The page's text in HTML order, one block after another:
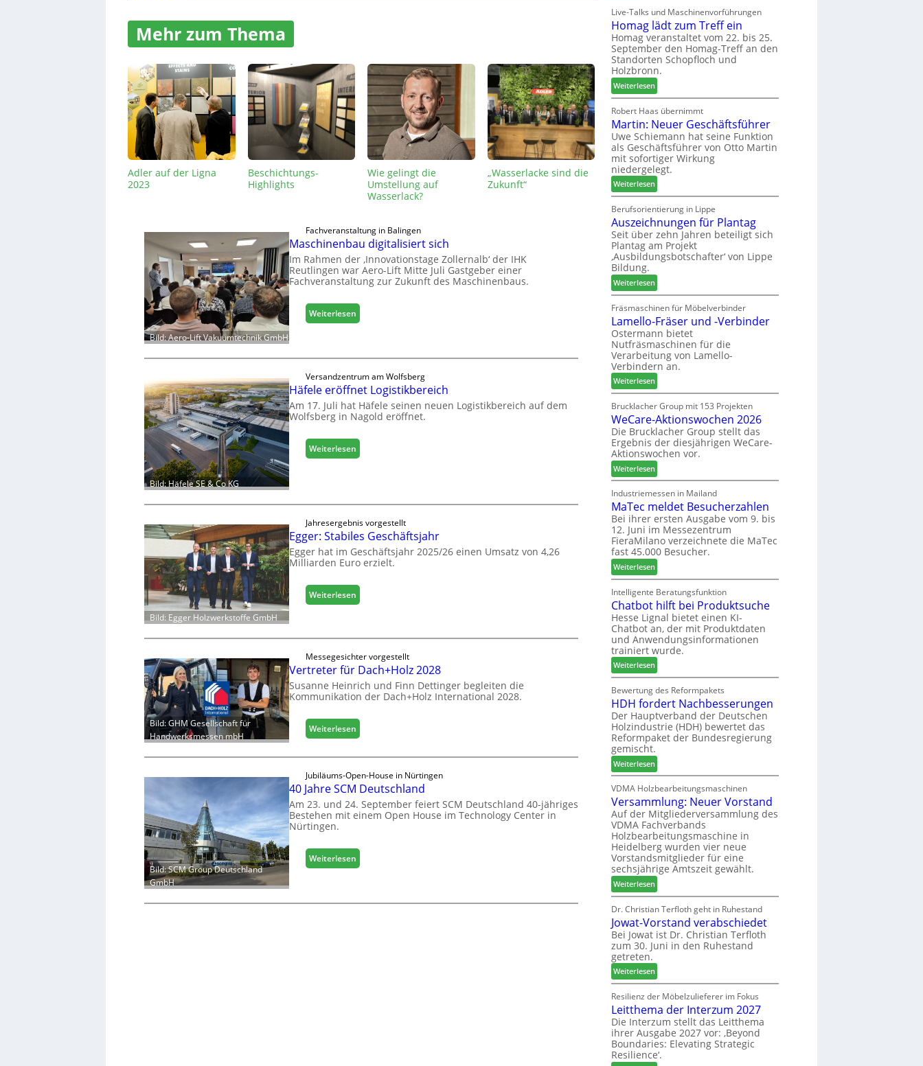
Mehr zum Thema
Adler auf der Ligna
2023
Beschichtungs-
Highlights
Wie gelingt die
Umstellung auf
Wasserlack?
„Wasserlacke sind die
Zukunft“
Bild: Aero-Lift Vakuumtechnik GmbH
Fachveranstaltung in Balingen
Maschinenbau digitalisiert sich
Im Rahmen der ‚Innovationstage Zollernalb‘ der IHK
Reutlingen war Aero-Lift Mitte Juli Gastgeber einer
Fachveranstaltung zur Zukunft des Maschinenbaus.
Weiterlesen:
M
h
i
n
e
b
a
g
i
t
a
l
s
i
t
c
h
Bild: Häfele SE & Co KG
Versandzentrum am Wolfsberg
Häfele eröffnet Logistikbereich
Am 17. Juli hat Häfele seinen neuen Logistikbereich auf dem
Wolfsberg in Nagold eröffnet.
Weiterlesen:
H
e
e
r
ö
n
o
g
i
s
i
k
e
r
e
c
Bild: Egger Holzwerkstoffe GmbH
Jahresergebnis vorgestellt
Egger: Stabiles Geschäftsjahr
Egger hat im Geschäftsjahr 2025/26 einen Umsatz von 4,26
Milliarden Euro erzielt.
Weiterlesen:
E
r
S
t
b
i
s
G
s
ä
f
j
Bild: GHM Gesellschaft für
Handwerksmessen mbH
Messegesichter vorgestellt
Vertreter für Dach+Holz 2028
Susanne Heinrich und Finn Dettinger begleiten die
Kommunikation der Dach+Holz International 2028.
Weiterlesen:
V
e
t
r
e
t
f
ü
Bild: SCM Group Deutschland
GmbH
Jubiläums-Open-House in Nürtingen
40 Jahre SCM Deutschland
Am 23. und 24. September feiert SCM Deutschland 40-jähriges
Bestehen mit einem Open House im Technology Center in
Nürtingen.
Weiterlesen:
4
l
e
n
a
u
s
f
ü
r
W
e
m
h
n
e
r
c
h
e
n
s
t
a
r
a
u
m
-
S
o
t
i
m
e
n
t
Live-Talks und Maschinenvorführungen
Homag lädt zum Treff ein
Homag veranstaltet vom 22. bis 25.
September den Homag-Treff an den
Standorten Schopfloch und
Holzbronn.
Weiterlesen:
H
o
m
a
g
l
ä
d
t
z
u
m
T
r
f
f
e
i
n
Robert Haas übernimmt
Martin: Neuer Geschäftsführer
Uwe Schiemann hat seine Funktion
als Geschäftsführer von Otto Martin
mit sofortiger Wirkung
niedergelegt.
Weiterlesen:
M
a
r
t
i
n
N
e
u
e
r
G
e
s
c
h
ä
f
t
s
f
ü
h
r
e
r
Berufsorientierung in Lippe
Auszeichnungen für Plantag
Seit über zehn Jahren beteiligt sich
Plantag am Projekt
‚Ausbildungsbotschafter‘ von Lippe
Bildung.
Weiterlesen:
A
u
s
z
e
i
c
h
n
u
n
g
e
n
ü
r
P
l
a
n
t
a
g
Fräsmaschinen für Möbelverbinder
Lamello-Fräser und -Verbinder
Ostermann bietet
Nutfräsmaschinen für die
Verarbeitung von Lamello-
Verbindern an.
Weiterlesen:
L
a
m
e
l
l
-
F
r
ä
s
e
r
u
n
d
-
V
e
r
b
i
n
d
e
r
Brucklacher Group mit 153 Projekten
WeCare-Aktionswochen 2026
Die Brucklacher Group stellt das
Ergebnis der diesjährigen WeCare-
Aktionswochen vor.
Weiterlesen:
W
e
C
a
r
e
-
A
k
t
i
o
n
s
w
o
c
h
e
n
2
0
2
6
Industriemessen in Mailand
MaTec meldet Besucherzahlen
Bei ihrer ersten Ausgabe vom 9. bis
12. Juni im Messezentrum
FieraMilano verzeichnete die MaTec
fast 45.000 Besucher.
Weiterlesen:
M
a
T
e
c
m
e
l
d
e
t
B
e
s
u
c
h
e
r
z
a
h
l
e
n
Intelligente Beratungsfunktion
Chatbot hilft bei Produktsuche
Hesse Lignal bietet einen KI-
Chatbot an, der mit Produktdaten
und Anwendungsinformationen
trainiert wurde.
Weiterlesen:
C
h
a
t
b
o
t
h
i
l
f
t
b
e
i
P
r
o
d
u
k
t
s
u
c
h
e
Bewertung des Reformpakets
HDH fordert Nachbesserungen
Der Hauptverband der Deutschen
Holzindustrie (HDH) bewertet das
Reformpaket der Bundesregierung
gemischt.
Weiterlesen:
H
D
H
f
o
r
d
e
r
t
N
a
c
h
b
s
s
e
r
u
n
g
e
VDMA Holzbearbeitungsmaschinen
Versammlung: Neuer Vorstand
Auf der Mitgliederversammlung des
VDMA Fachverbands
Holzbearbeitungsmaschine in
Heidelberg wurden vier neue
Vorstandsmitglieder für eine
sechsjährige Amtszeit gewählt.
Weiterlesen:
V
e
r
s
a
m
l
u
n
g
:
N
e
Dr. Christian Terfloth geht in Ruhestand
Jowat-Vorstand verabschiedet
Bei Jowat ist Dr. Christian Terfloth
zum 30. Juni in den Ruhestand
getreten.
Weiterlesen:
J
o
w
a
t
-
V
Resilienz der Möbelzulieferer im Fokus
Leitthema der Interzum 2027
Die Interzum stellt das Leitthema
ihrer Ausgabe 2027 vor: ‚Beyond
Boundaries: Elevating Strategic
Resilience‘.